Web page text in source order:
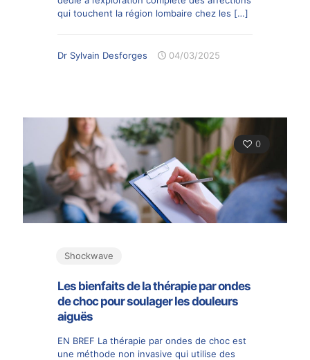
qui touchent la région lombaire chez les […]
Dr Sylvain Desforges 04/03/2025
0
Shockwave
Les bienfaits de la thérapie par ondes
de choc pour soulager les douleurs
aiguës
EN BREF La thérapie par ondes de choc est
une méthode non invasive qui utilise des